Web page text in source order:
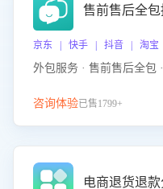
售前售后全
京东 | 快手 | 抖音 | 淘宝
外包服务 · 售前售后全包
咨询体验已售1799+
电商退货退